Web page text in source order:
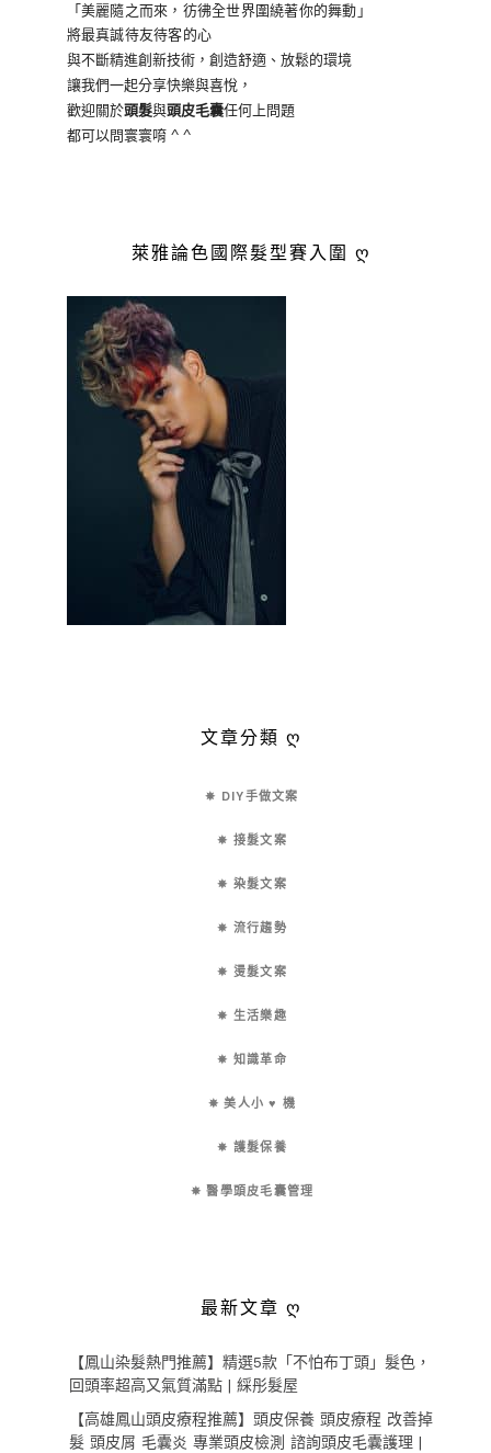
「美麗隨之而來，彷彿全世界圍繞著你的舞動」
將最真誠待友待客的心
與不斷精進創新技術，創造舒適、放鬆的環境
讓我們一起分享快樂與喜悅，
歡迎關於頭髮與頭皮毛囊任何上問題
都可以問寰寰唷 ^ ^
萊雅論色國際髮型賽入圍 ღ
文章分類 ღ
✵ DIY手做文案
✵ 接髮文案
✵ 染髮文案
✵ 流行趨勢
✵ 燙髮文案
✵ 生活樂趣
✵ 知識革命
✵ 美人小 ♥ 機
✵ 護髮保養
✵ 醫學頭皮毛囊管理
最新文章 ღ
【鳳山染髮熱門推薦】精選5款「不怕布丁頭」髮色，
回頭率超高又氣質滿點 | 綵彤髮屋
【高雄鳳山頭皮療程推薦】頭皮保養 頭皮療程 改善掉
髮 頭皮屑 毛囊炎 專業頭皮檢測 諮詢頭皮毛囊護理 |